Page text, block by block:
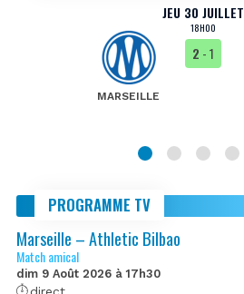
JEU 30 JUILLET
18H00
MARSEILLE
2 - 1
PROGRAMME TV
Marseille – Athletic Bilbao
Match amical
dim 9 Août 2026 à 17h30
direct